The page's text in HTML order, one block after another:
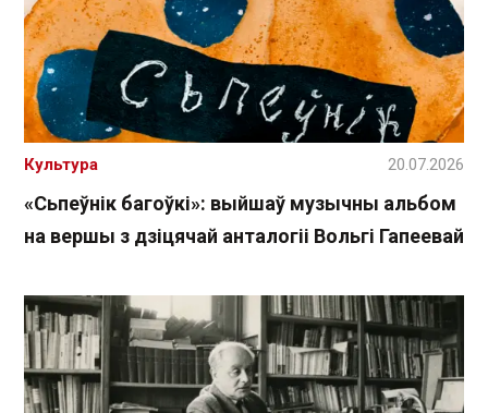
«Сьпеўнік багоўкі»: выйшаў музычны альбом
на вершы з дзіцячай анталогіі Вольгі Гапеевай
Культура 20.07.2026